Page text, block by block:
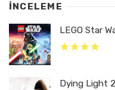
İNCELEME
LEGO Star
Dying Light